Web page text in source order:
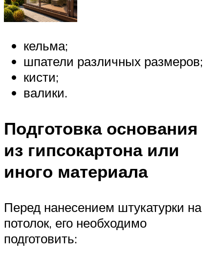
кельма;
шпатели различных размеров;
кисти;
валики.
Подготовка основания
из гипсокартона или
иного материала
Перед нанесением штукатурки на
потолок, его необходимо
подготовить: